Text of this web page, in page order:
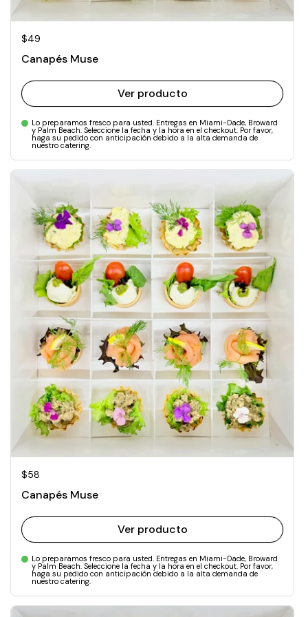
Precio normal
$49
Canapés Muse
Ver producto
Lo preparamos fresco para usted. Entregas en Miami-Dade, Broward
y Palm Beach. Seleccione la fecha y la hora en el checkout. Por favor,
haga su pedido con anticipación debido a la alta demanda de
nuestro catering.
Precio normal
$58
Canapés Muse
Ver producto
Lo preparamos fresco para usted. Entregas en Miami-Dade, Broward
y Palm Beach. Seleccione la fecha y la hora en el checkout. Por favor,
haga su pedido con anticipación debido a la alta demanda de
nuestro catering.